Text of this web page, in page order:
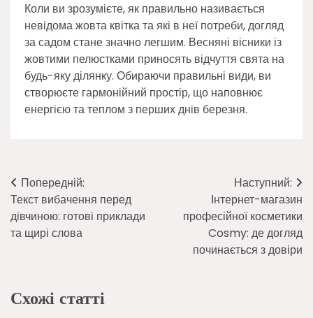
Коли ви зрозумієте, як правильно називається
невідома жовта квітка та які в неї потреби, догляд
за садом стане значно легшим. Весняні вісники із
жовтими пелюстками приносять відчуття свята на
будь-яку ділянку. Обираючи правильні види, ви
створюєте гармонійний простір, що наповнює
енергією та теплом з перших днів березня.
Навігація
записів
Попередній:
Текст вибачення перед
дівчиною: готові приклади
та щирі слова
Наступний:
Інтернет-магазин
професійної косметики
Cosmy: де догляд
починається з довіри
Схожі статті